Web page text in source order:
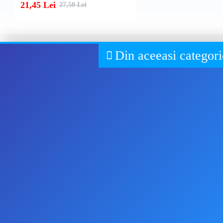
21,45 Lei 27,50 Lei
Din aceeasi